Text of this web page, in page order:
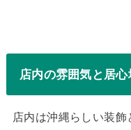
店内の雰囲気と居心
店内は沖縄らしい装